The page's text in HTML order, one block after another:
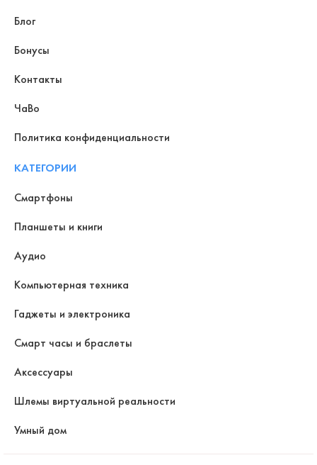
Блог
Бонусы
Контакты
ЧаВо
Политика конфиденциальности
КАТЕГОРИИ
Смартфоны
Планшеты и книги
Аудио
Компьютерная техника
Гаджеты и электроника
Смарт часы и браслеты
Аксессуары
Шлемы виртуальной реальности
Умный дом